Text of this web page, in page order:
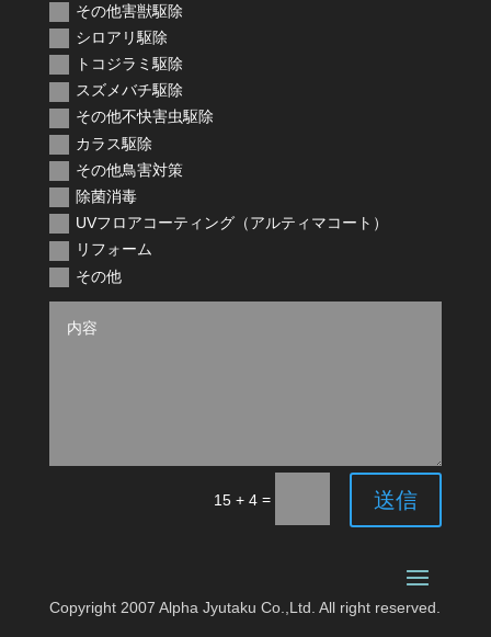
その他害獣駆除
シロアリ駆除
トコジラミ駆除
スズメバチ駆除
その他不快害虫駆除
カラス駆除
その他鳥害対策
除菌消毒
UVフロアコーティング（アルティマコート）
リフォーム
その他
15 + 4 = 送信
Copyright 2007 Alpha Jyutaku Co.,Ltd. All right reserved.